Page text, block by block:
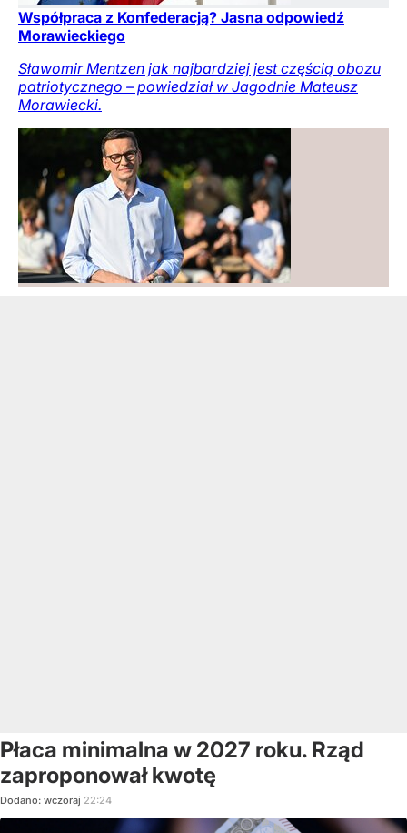
Współpraca z Konfederacją? Jasna odpowiedź
Morawieckiego
Sławomir Mentzen jak najbardziej jest częścią obozu
patriotycznego – powiedział w Jagodnie Mateusz
Morawiecki.
Płaca minimalna w 2027 roku. Rząd
zaproponował kwotę
Dodano: wczoraj 22:24